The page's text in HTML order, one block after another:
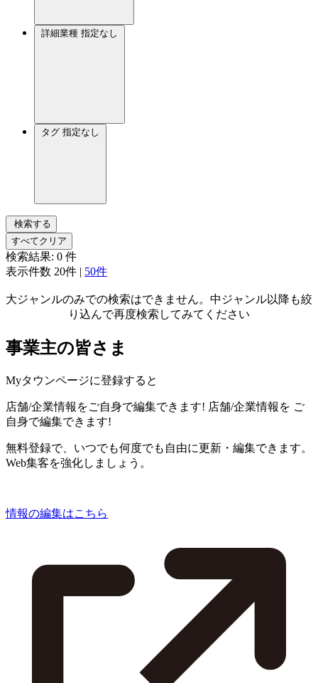
詳細業種 指定なし
タグ 指定なし
検索する
すべてクリア
検索結果: 0 件
表示件数 20件 | 50件
大ジャンルのみでの検索はできません。中ジャンル以降も絞
り込んで再度検索してみてください
事業主の皆さま
Myタウンページに登録すると
店舗/企業情報をご自身で編集できます! 店舗/企業情報を ご
自身で編集できます!
無料登録で、いつでも何度でも自由に更新・編集できます。
Web集客を強化しましょう。
情報の編集はこちら